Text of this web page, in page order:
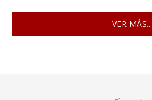
VER MÁS...